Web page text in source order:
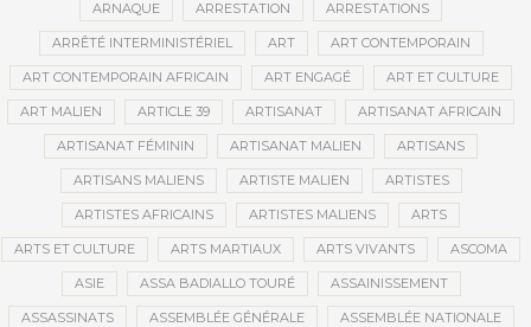
ARNAQUE ARRESTATION ARRESTATIONS
ARRÊTÉ INTERMINISTÉRIEL ART ART CONTEMPORAIN
ART CONTEMPORAIN AFRICAIN ART ENGAGÉ ART ET CULTURE
ART MALIEN ARTICLE 39 ARTISANAT ARTISANAT AFRICAIN
ARTISANAT FÉMININ ARTISANAT MALIEN ARTISANS
ARTISANS MALIENS ARTISTE MALIEN ARTISTES
ARTISTES AFRICAINS ARTISTES MALIENS ARTS
ARTS ET CULTURE ARTS MARTIAUX ARTS VIVANTS ASCOMA
ASIE ASSA BADIALLO TOURÉ ASSAINISSEMENT
ASSASSINATS ASSEMBLÉE GÉNÉRALE ASSEMBLÉE NATIONALE